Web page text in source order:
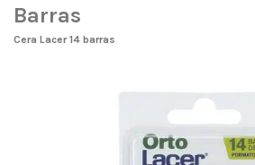
Barras
Cera Lacer 14 barras